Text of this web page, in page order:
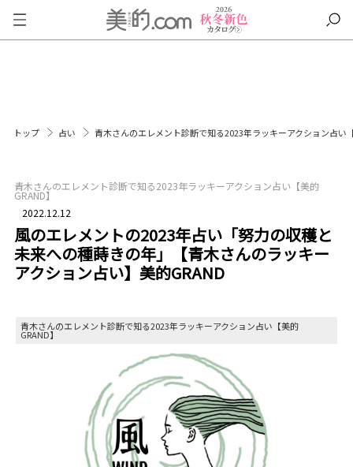
トップ 占い 青木さんのエレメント診断で知る2023年ラッキーアクション占い
青木さんのエレメント診断で知る2023年ラッキーアクション占い【美的
GRAND】
2022.12.12
風のエレメントの2023年占い「努力の収穫と
未来への種蒔きの年」【青木さんのラッキー
アクション占い】美的GRAND
青木さんのエレメント診断で知る2023年ラッキーアクション占い【美的
GRAND】